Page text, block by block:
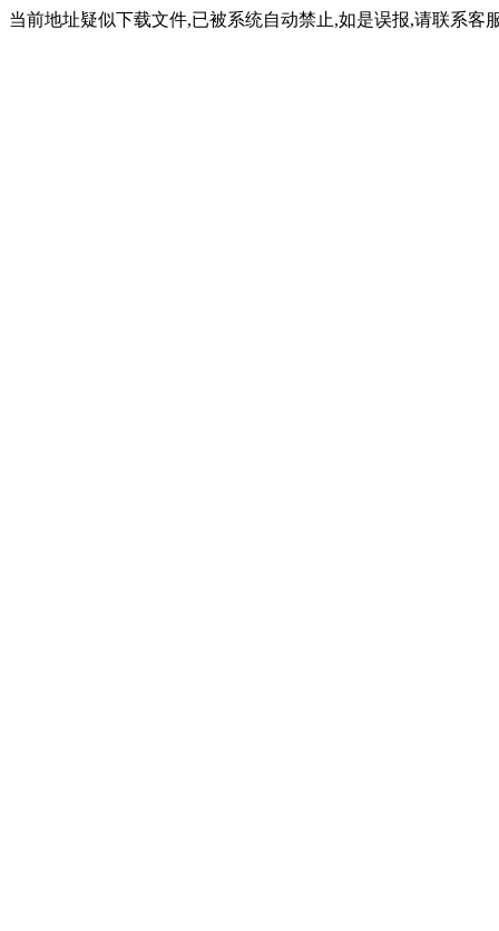
当前地址疑似下载文件,已被系统自动禁止,如是误报,请联系客